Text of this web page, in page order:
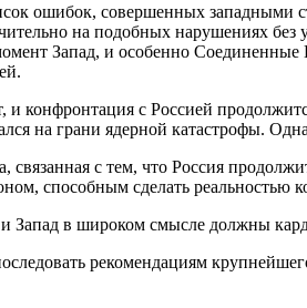
ошибок, совершенных западными
на подобных нарушениях
Запад, и особенно Соединенные
и конфронтация с Россией
на грани ядерной катастрофы.
связанная с тем, что Россия
способным сделать
Запад в широком смысле должны
рекомендациям